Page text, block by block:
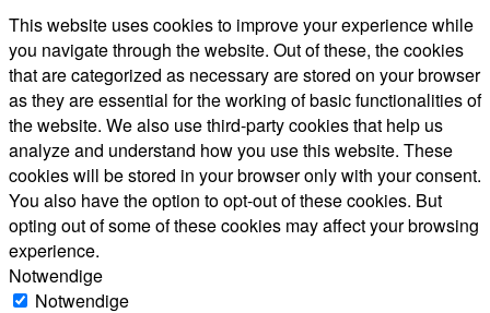
This website uses cookies to improve your experience while
you navigate through the website. Out of these, the cookies
that are categorized as necessary are stored on your browser
as they are essential for the working of basic functionalities of
the website. We also use third-party cookies that help us
analyze and understand how you use this website. These
cookies will be stored in your browser only with your consent.
You also have the option to opt-out of these cookies. But
opting out of some of these cookies may affect your browsing
experience.
Notwendige
Notwendige